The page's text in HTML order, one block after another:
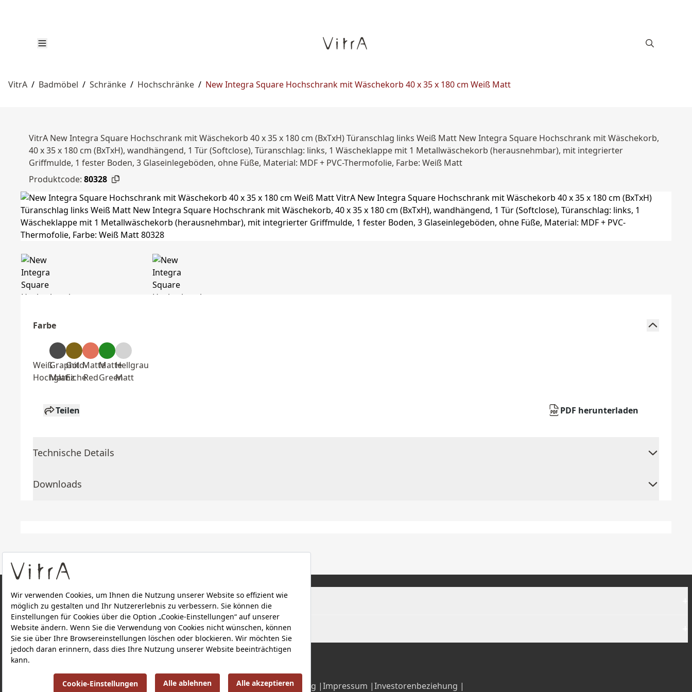
VitrA / Badmöbel / Schränke / Hochschränke / New Integra Square Hochschrank mit Wäschekorb 40 x 35 x 180 cm Weiß Matt
VitrA New Integra Square Hochschrank mit Wäschekorb 40 x 35 x 180 cm (BxTxH) Türanschlag links Weiß Matt New Integra Square Hochschrank mit Wäschekorb,
40 x 35 x 180 cm (BxTxH), wandhängend, 1 Tür (Softclose), Türanschlag: links, 1 Wäscheklappe mit 1 Metallwäschekorb (herausnehmbar), mit integrierter
Griffmulde, 1 fester Boden, 3 Glaseinlegeböden, ohne Füße, Material: MDF + PVC-Thermofolie, Farbe: Weiß Matt
Produktcode: 80328
Farbe
Weiß
Hochglanz
Graphit
Matt
Gold-
Eiche
Matte
Red
Matte
Green
Hellgrau
Matt
Teilen PDF herunterladen
Technische Details
Downloads
ÜBER UNS
PRODUKTE
Datenschutzerklärung |Impressum |Investorenbeziehung |